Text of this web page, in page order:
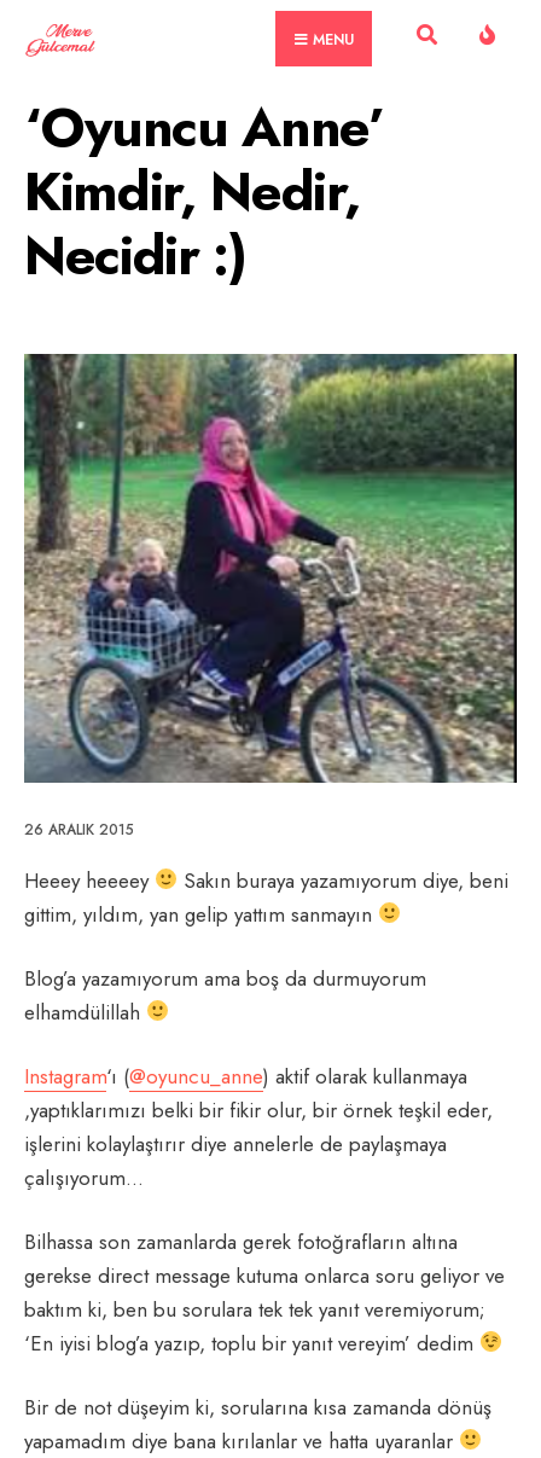
MENU
‘Oyuncu Anne’
Kimdir, Nedir,
Necidir :)
26 ARALIK 2015
Heeey heeeey
Sakın buraya yazamıyorum diye, beni
gittim, yıldım, yan gelip yattım sanmayın
Blog’a yazamıyorum ama boş da durmuyorum
elhamdülillah
Instagram‘ı (@oyuncu_anne) aktif olarak kullanmaya
,yaptıklarımızı belki bir fikir olur, bir örnek teşkil eder,
işlerini kolaylaştırır diye annelerle de paylaşmaya
çalışıyorum…
Bilhassa son zamanlarda gerek fotoğrafların altına
gerekse direct message kutuma onlarca soru geliyor ve
baktım ki, ben bu sorulara tek tek yanıt veremiyorum;
‘En iyisi blog’a yazıp, toplu bir yanıt vereyim’ dedim
Bir de not düşeyim ki, sorularına kısa zamanda dönüş
yapamadım diye bana kırılanlar ve hatta uyaranlar